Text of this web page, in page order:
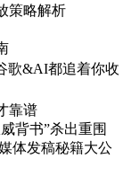
策略解析
歌&AI都追着你收
靠谱
背书”杀出重围
体发稿秘籍大公